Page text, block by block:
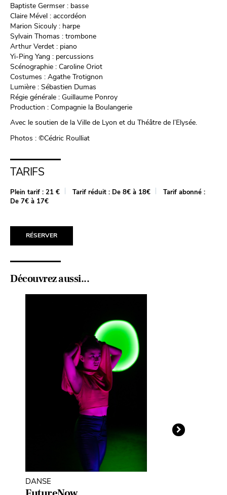
Baptiste Germser : basse
Claire Mével : accordéon
Marion Sicouly : harpe
Sylvain Thomas : trombone
Arthur Verdet : piano
Yi-Ping Yang : percussions
Scénographie : Caroline Oriot
Costumes : Agathe Trotignon
Lumière : Sébastien Dumas
Régie générale : Guillaume Ponroy
Production : Compagnie la Boulangerie
Avec le soutien de la Ville de Lyon et du Théâtre de l’Elysée.
Photos : ©Cédric Roulliat
TARIFS
Plein tarif : 21 € Tarif réduit : De 8€ à 18€
Tarif abonné :
De 7€ à 17€
RÉSERVER
Découvrez aussi...
DANSE